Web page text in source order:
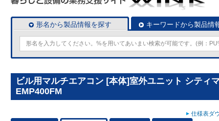
形名から製品情報を探す キーワードから製品情
ビル用マルチエアコン [本体]室外ユニット シティ
EMP400FM
仕様表ダ